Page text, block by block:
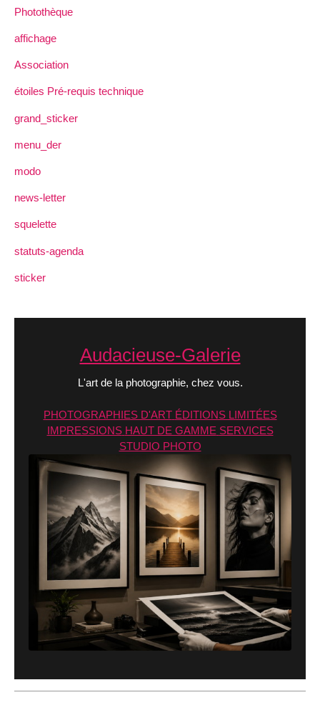
Photothèque
affichage
Association
étoiles Pré-requis technique
grand_sticker
menu_der
modo
news-letter
squelette
statuts-agenda
sticker
Audacieuse-Galerie
L'art de la photographie, chez vous.
PHOTOGRAPHIES D'ART ÉDITIONS LIMITÉES
IMPRESSIONS HAUT DE GAMME SERVICES
STUDIO PHOTO